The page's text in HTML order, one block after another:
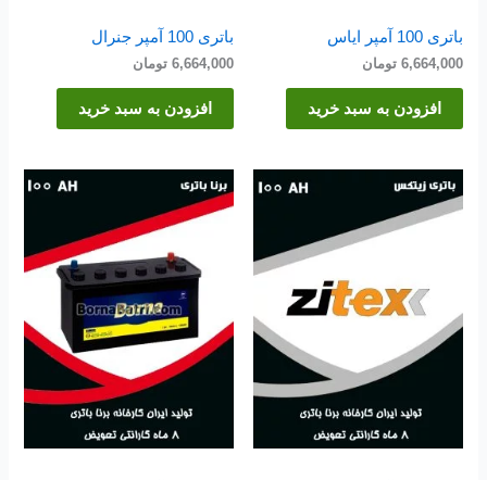
باتری 100 آمپر ایاس
6,664,000 تومان
افزودن به سبد خرید
باتری 100 آمپر جنرال
6,664,000 تومان
افزودن به سبد خرید